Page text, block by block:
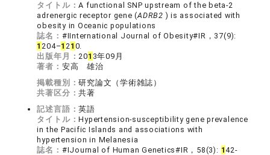
タイトル：A functional SNP upstream of the beta-2
adrenergic receptor gene (ADRB2 ) is associated with
obesity in Oceanic populations
誌名： #IInternational Journal of Obesity#IR，37(9):
1204–121 0.
出版年月：201 3年09月
著者： 安高 雄治
掲載種別：研究論文（学術雑誌）
共著区分：共著
記述言語：英語
タイトル：Hypertension-susceptibility gene prevalence
in the Pacific Islands and associations with
hypertension in Melanesia
誌名： #IJournal of Human Genetics#IR，58(3): 142-